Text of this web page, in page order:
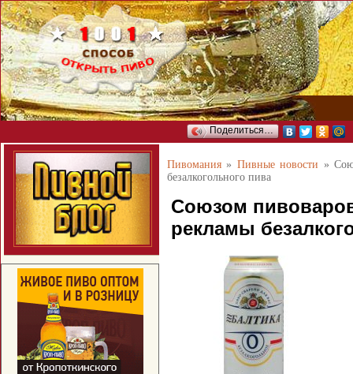
Поделиться…
Пивомания » Пивные новости »
безалкогольного пива
Союзом
рекламы